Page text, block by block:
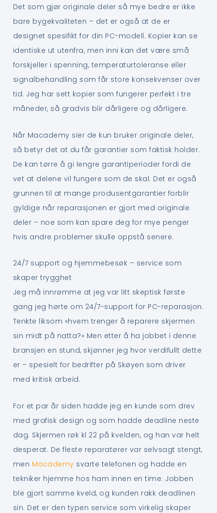
Det som gjør originale deler så mye bedre er ikke
bare bygekvaliteten – det er også at de er
designet spesifikt for din PC-modell. Kopier kan se
identiske ut utenfra, men inni kan det være små
forskjeller i spenning, temperaturtoleranse eller
signalbehandling som får store konsekvenser over
tid. Jeg har sett kopier som fungerer perfekt i tre
måneder, så gradvis blir dårligere og dårligere.
Når Macademy sier de kun bruker originale deler,
så betyr det at du får garantier som faktisk holder.
De kan tørre å gi lengre garantiperioder fordi de
vet at delene vil fungere som de skal. Det er også
grunnen til at mange produsentgarantier forblir
gyldige når reparasjonen er gjort med originale
deler – noe som kan spare deg for mye penger
hvis andre problemer skulle oppstå senere.
24/7 support og hjemmebesøk – service som
skaper trygghet
Jeg må innrømme at jeg var litt skeptisk første
gang jeg hørte om 24/7-support for PC-reparasjon.
Tenkte liksom «hvem trenger å reparere skjermen
sin midt på natta?» Men etter å ha jobbet i denne
bransjen en stund, skjønner jeg hvor verdifullt dette
er – spesielt for bedrifter på Skøyen som driver
med kritisk arbeid.
For et par år siden hadde jeg en kunde som drev
med grafisk design og som hadde deadline neste
dag. Skjermen røk kl 22 på kvelden, og han var helt
desperat. De fleste reparatører var selvsagt stengt,
men Macademy svarte telefonen og hadde en
tekniker hjemme hos ham innen en time. Jobben
ble gjort samme kveld, og kunden rakk deadlinen
sin. Det er den typen service som virkelig skaper